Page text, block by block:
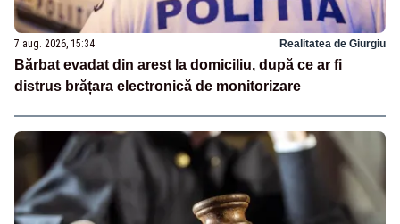
7 aug. 2026, 15:34 Realitatea de Giurgiu
Bărbat evadat din arest la domiciliu, după ce ar fi
distrus brățara electronică de monitorizare